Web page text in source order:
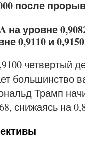
после
уровне
0,9110 и
четвертый
большинство
Трамп
снижаясь на